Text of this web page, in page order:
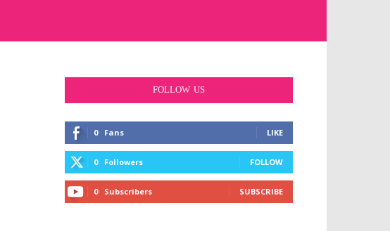
FOLLOW US
0 Fans LIKE
0 Followers FOLLOW
0 Subscribers SUBSCRIBE